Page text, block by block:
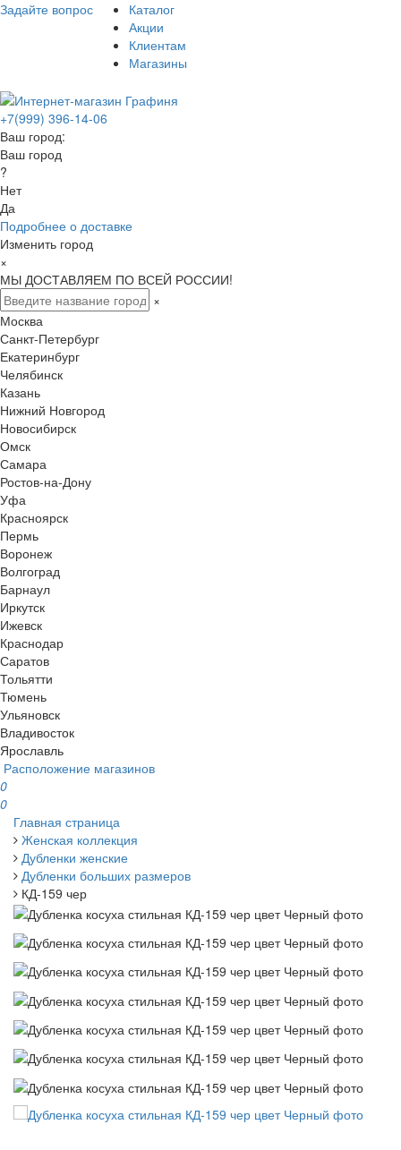
Задайте вопрос
Каталог
Акции
Клиентам
Магазины
+7(999) 396-14-06
Ваш город:
Ваш город
?
Нет
Да
Подробнее о доставке
Изменить город
×
МЫ ДОСТАВЛЯЕМ ПО ВСЕЙ РОССИИ!
×
Москва
Санкт-Петербург
Екатеринбург
Челябинск
Казань
Нижний Новгород
Новосибирск
Омск
Самара
Ростов-на-Дону
Уфа
Красноярск
Пермь
Воронеж
Волгоград
Барнаул
Иркутск
Ижевск
Краснодар
Саратов
Тольятти
Тюмень
Ульяновск
Владивосток
Ярославль
Расположение магазинов
0
0
Главная страница
Женская коллекция
Дубленки женские
Дубленки больших размеров
КД-159 чер